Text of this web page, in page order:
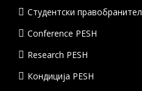
Студентски правобранител
Conference PESH
Research PESH
Кондиција PESH